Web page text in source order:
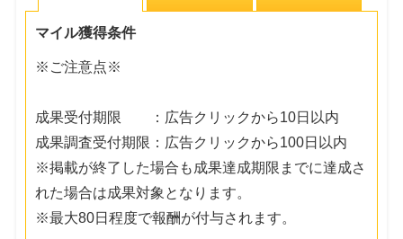
マイル獲得条件
※ご注意点※
成果受付期限 ：広告クリックから10日以内
成果調査受付期限：広告クリックから100日以内
※掲載が終了した場合も成果達成期限までに達成さ
れた場合は成果対象となります。
※最大80日程度で報酬が付与されます。